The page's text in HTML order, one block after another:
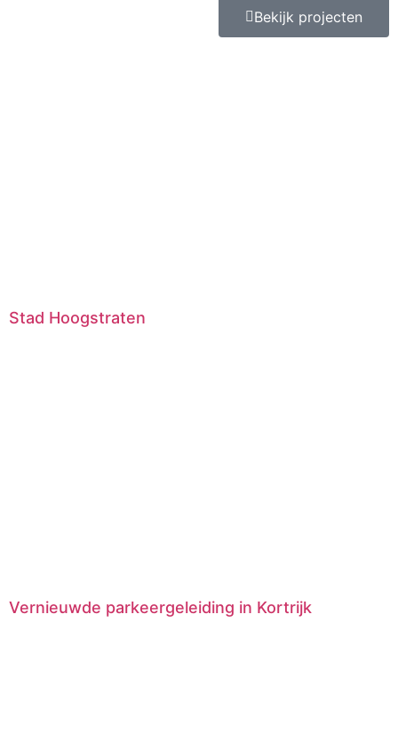
Bekijk projecten
Stad Hoogstraten
Vernieuwde parkeergeleiding in Kortrijk